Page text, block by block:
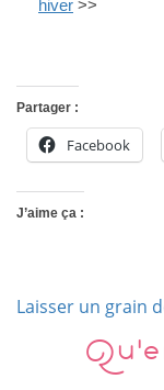
hiver >>
Partager :
Facebook
J’aime ça :
Laisser un grain